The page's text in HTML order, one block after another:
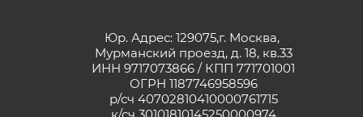
Юр. Адрес: 129075,г. Москва,
Мурманский проезд, д. 18, кв.33
ИНН 9717073866 / КПП 771701001
ОГРН 1187746958596
р/сч 40702810410000761715